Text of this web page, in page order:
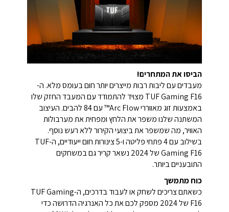
הביסו את המתחרים!
מעבדים עם ליבות רבות מייצרים יותר חום בעומס מלא. ה-
TUF Gaming F16 מצויד להתמודד עם המעבד החזק שלו
באמצעות זוג מאווררי Arc Flow™ עם 84 להבים. העיצוב
המשתנה שלנו משפר את הלחץ ומפחית את מערבולות
האוויר, מה שמשפר את ביצועי הקירור ללא רעש נוסף.
בשילוב עם 4 פתחי פליטה ו-5 צינורות חום ייעודיים, ה-TUF
Gaming F16 של 2024 נשאר קריר גם במשחקים
התובעניים ביותר.
כוח מתמשך
כשאתם צריכים לשחק או לעבוד בדרכים, ה-TUF Gaming
F16 של 2024 מספק לכם את כל האנרגיה הדרושה כדי